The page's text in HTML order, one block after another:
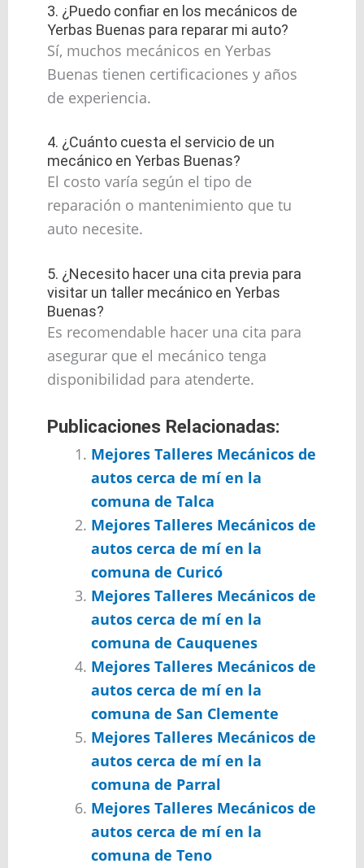
3. ¿Puedo confiar en los mecánicos de
Yerbas Buenas para reparar mi auto?
Sí, muchos mecánicos en Yerbas
Buenas tienen certificaciones y años
de experiencia.
4. ¿Cuánto cuesta el servicio de un
mecánico en Yerbas Buenas?
El costo varía según el tipo de
reparación o mantenimiento que tu
auto necesite.
5. ¿Necesito hacer una cita previa para
visitar un taller mecánico en Yerbas
Buenas?
Es recomendable hacer una cita para
asegurar que el mecánico tenga
disponibilidad para atenderte.
Publicaciones Relacionadas:
Mejores Talleres Mecánicos de
autos cerca de mí en la
comuna de Talca
Mejores Talleres Mecánicos de
autos cerca de mí en la
comuna de Curicó
Mejores Talleres Mecánicos de
autos cerca de mí en la
comuna de Cauquenes
Mejores Talleres Mecánicos de
autos cerca de mí en la
comuna de San Clemente
Mejores Talleres Mecánicos de
autos cerca de mí en la
comuna de Parral
Mejores Talleres Mecánicos de
autos cerca de mí en la
comuna de Teno